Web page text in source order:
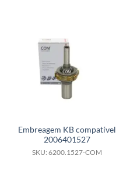
Embreagem KB compatível
2006401527
SKU: 6200.1527-COM